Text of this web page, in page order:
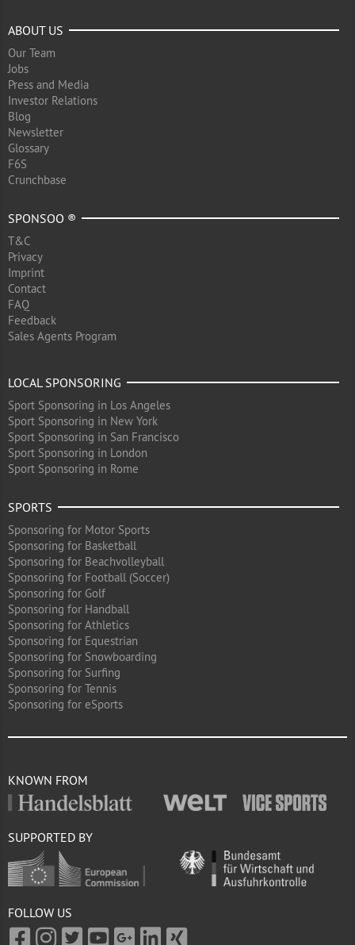
ABOUT US
Our Team
Jobs
Press and Media
Investor Relations
Blog
Newsletter
Glossary
F6S
Crunchbase
SPONSOO ®
T&C
Privacy
Imprint
Contact
FAQ
Feedback
Sales Agents Program
LOCAL SPONSORING
Sport Sponsoring in Los Angeles
Sport Sponsoring in New York
Sport Sponsoring in San Francisco
Sport Sponsoring in London
Sport Sponsoring in Rome
SPORTS
Sponsoring for Motor Sports
Sponsoring for Basketball
Sponsoring for Beachvolleyball
Sponsoring for Football (Soccer)
Sponsoring for Golf
Sponsoring for Handball
Sponsoring for Athletics
Sponsoring for Equestrian
Sponsoring for Snowboarding
Sponsoring for Surfing
Sponsoring for Tennis
Sponsoring for eSports
KNOWN FROM
SUPPORTED BY
FOLLOW US